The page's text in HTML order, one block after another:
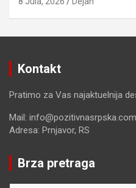
Kontakt
Pratimo za Vas najaktuelnija
Mail: info@pozitivnasrpska.com
Adresa: Prnjavor, RS
Brza pretraga